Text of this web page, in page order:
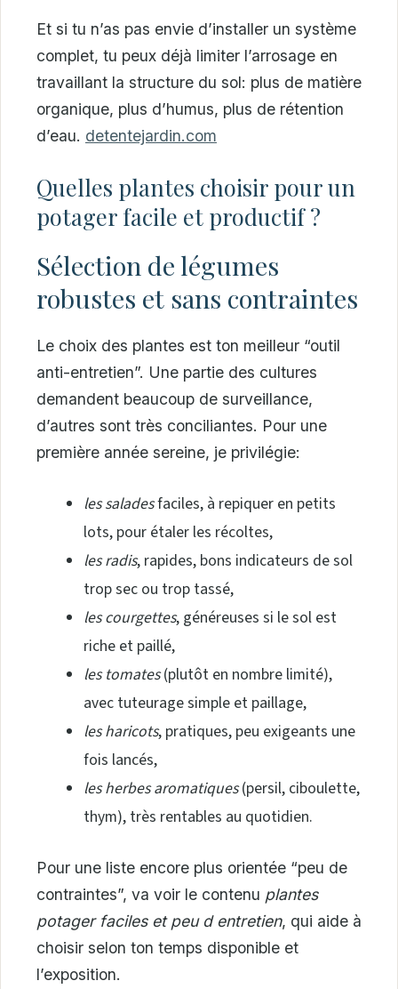
Et si tu n’as pas envie d’installer un système
complet, tu peux déjà limiter l’arrosage en
travaillant la structure du sol: plus de matière
organique, plus d’humus, plus de rétention
d’eau. detentejardin.com
Quelles plantes choisir pour un
potager facile et productif ?
Sélection de légumes
robustes et sans contraintes
Le choix des plantes est ton meilleur “outil
anti-entretien”. Une partie des cultures
demandent beaucoup de surveillance,
d’autres sont très conciliantes. Pour une
première année sereine, je privilégie:
les saladesfaciles, à repiquer en petits
lots, pour étaler les récoltes,
les radis, rapides, bons indicateurs de sol
trop sec ou trop tassé,
les courgettes, généreuses si le sol est
riche et paillé,
les tomates(plutôt en nombre limité),
avec tuteurage simple et paillage,
les haricots, pratiques, peu exigeants une
fois lancés,
les herbes aromatiques(persil, ciboulette,
thym), très rentables au quotidien.
Pour une liste encore plus orientée “peu de
contraintes”, va voir le contenu plantes
potager faciles et peu d entretien, qui aide à
choisir selon ton temps disponible et
l’exposition.